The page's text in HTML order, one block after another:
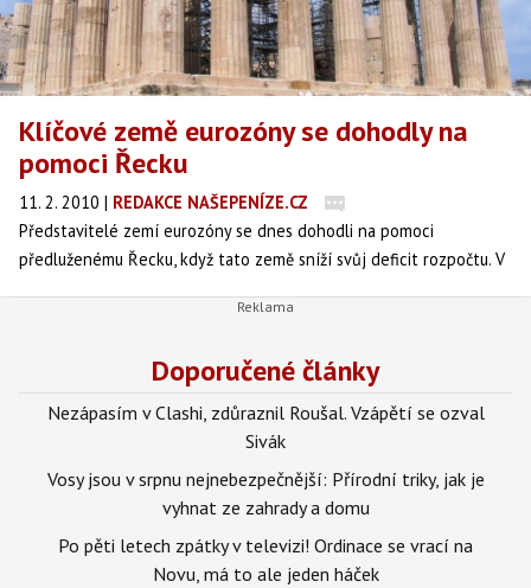
Klíčové země eurozóny se dohodly na
pomoci Řecku
11. 2. 2010 | REDAKCE NAŠEPENÍZE.CZ
Představitelé zemí eurozóny se dnes dohodli na pomoci
předluženému Řecku, když tato země sníží svůj deficit rozpočtu. V
společnému postupu, aby zajistili stabilitu“. Dohodu oznámil
který začíná dnes v Bruselu.Doporučené články
Nezápasím v Clashi, zdůraznil Roušal. Vzápětí se ozval
Sivák
Vosy jsou v srpnu nejnebezpečnější: Přírodní triky, jak je
vyhnat ze zahrady a domu
Po pěti letech zpátky v televizi! Ordinace se vrací na
Novu, má to ale jeden háček